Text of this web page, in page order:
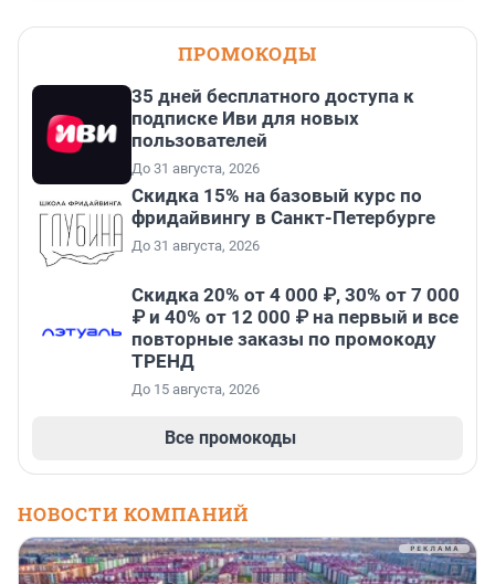
ПРОМОКОДЫ
35 дней бесплатного доступа к
подписке Иви для новых
пользователей
До 31 августа, 2026
Скидка 15% на базовый курс по
фридайвингу в Санкт-Петербурге
До 31 августа, 2026
Скидка 20% от 4 000 ₽, 30% от 7 000
₽ и 40% от 12 000 ₽ на первый и все
повторные заказы по промокоду
ТРЕНД
До 15 августа, 2026
Все промокоды
НОВОСТИ КОМПАНИЙ